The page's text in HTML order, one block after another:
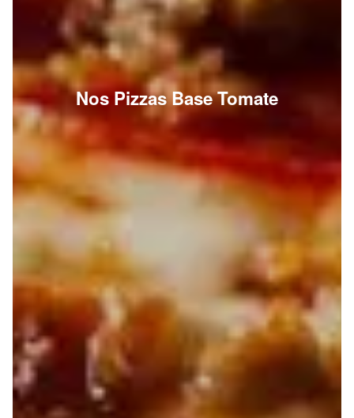
Nos Pizzas Base Tomate